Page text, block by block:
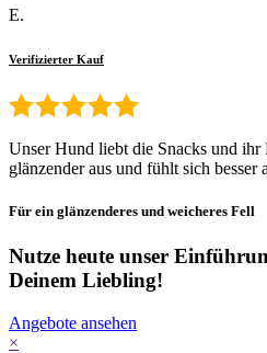
E.
Verifizierter Kauf
Unser Hund liebt die Snacks und
glänzender aus und fühlt sich besser
Für ein glänzenderes und weicheres Fell
Nutze heute unser
Deinem Liebling!
Angebote ansehen
×